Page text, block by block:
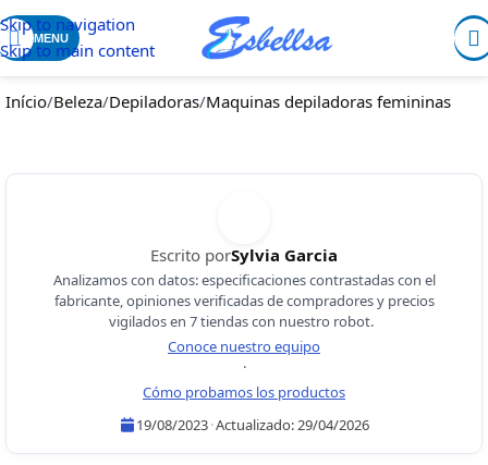
Skip to navigation
Skip to main content
MENU
Início/Beleza/Depiladoras/Maquinas depiladoras femininas
Escrito porSylvia Garcia
Analizamos con datos: especificaciones contrastadas con el
fabricante, opiniones verificadas de compradores y precios
vigilados en 7 tiendas con nuestro robot.
Conoce nuestro equipo
·
Cómo probamos los productos
19/08/2023·Actualizado:29/04/2026